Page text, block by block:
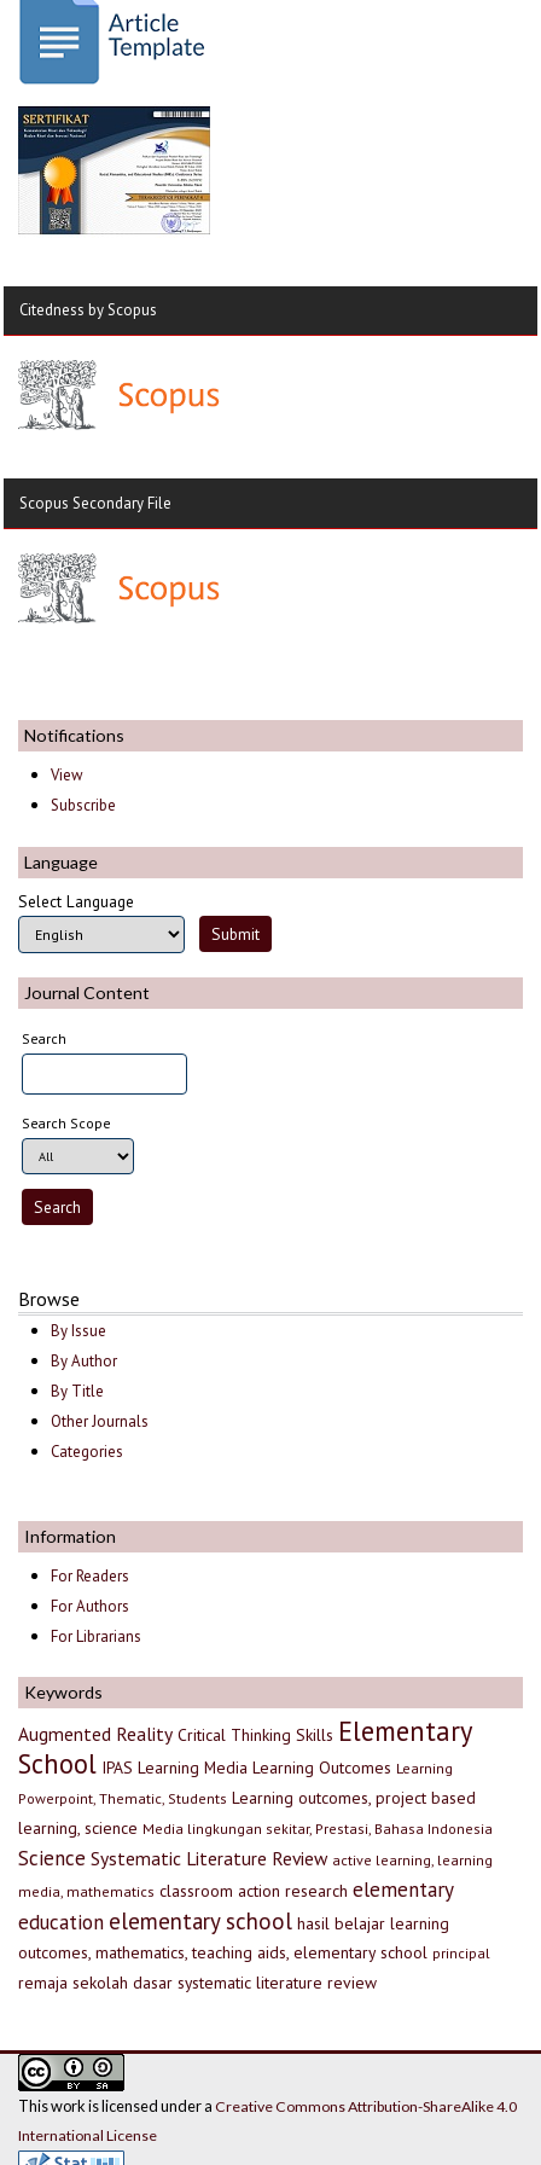
Citedness by Scopus
Scopus Secondary File
Notifications
View
Subscribe
Language
Select Language
Journal Content
Search
Search Scope
Browse
By Issue
By Author
By Title
Other Journals
Categories
Information
For Readers
For Authors
For Librarians
Keywords
Augmented Reality Critical Thinking Skills Elementary
School IPAS Learning Media Learning Outcomes Learning
Powerpoint, Thematic, Students Learning outcomes, project based
learning, science Media lingkungan sekitar, Prestasi, Bahasa Indonesia
Science Systematic Literature Review active learning, learning
media, mathematics classroom action research elementary
education elementary school hasil belajar learning
outcomes, mathematics, teaching aids, elementary school principal
remaja sekolah dasar systematic literature review
This work is licensed under a Creative Commons Attribution-ShareAlike 4.0
International License